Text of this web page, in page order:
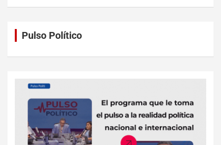
Pulso Político